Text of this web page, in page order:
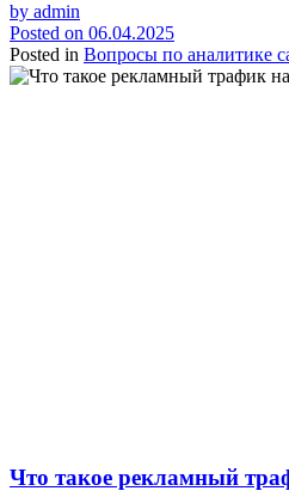
by admin
Posted on 06.04.2025
Posted in Вопросы по аналитике
Что такое рекламный